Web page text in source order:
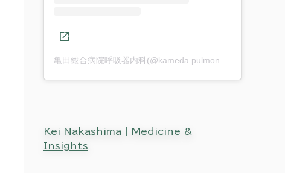
Kei Nakashima | Medicine &
Insights